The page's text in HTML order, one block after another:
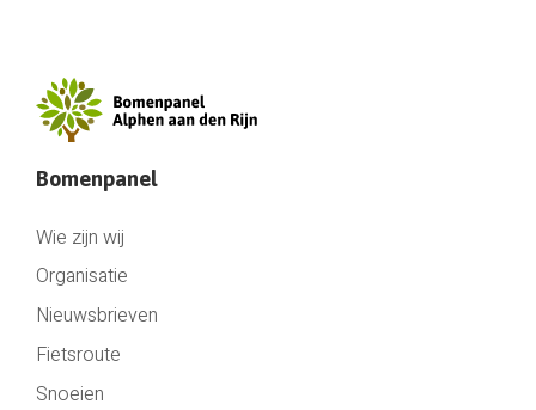
Bomenpanel
Wie zijn wij
Organisatie
Nieuwsbrieven
Fietsroute
Snoeien